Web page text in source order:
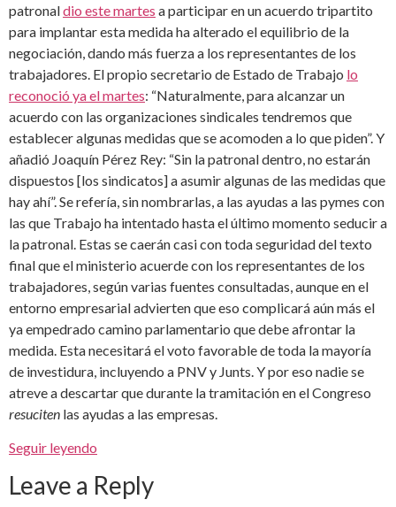
patronaldio este martes a participar en un acuerdo tripartito
para implantar esta medida ha alterado el equilibrio de la
negociación, dando más fuerza a los representantes de los
trabajadores. El propio secretario de Estado de Trabajo lo
reconoció ya el martes: “Naturalmente, para alcanzar un
acuerdo con las organizaciones sindicales tendremos que
establecer algunas medidas que se acomoden a lo que piden”. Y
añadió Joaquín Pérez Rey: “Sin la patronal dentro, no estarán
dispuestos [los sindicatos] a asumir algunas de las medidas que
hay ahí”. Se refería, sin nombrarlas, a las ayudas a las pymes con
las que Trabajo ha intentado hasta el último momento seducir a
la patronal. Estas se caerán casi con toda seguridad del texto
final que el ministerio acuerde con los representantes de los
trabajadores, según varias fuentes consultadas, aunque en el
entorno empresarial advierten que eso complicará aún más el
ya empedrado camino parlamentario que debe afrontar la
medida. Esta necesitará el voto favorable de toda la mayoría
de investidura, incluyendo a PNV y Junts. Y por eso nadie se
atreve a descartar que durante la tramitación en el Congreso
resuciten las ayudas a las empresas.
Seguir leyendo
Leave a Reply